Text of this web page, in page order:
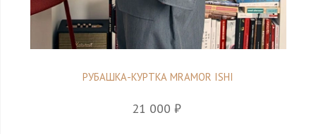
РУБАШКА-КУРТКА MRAMOR ISHI
21 000 ₽